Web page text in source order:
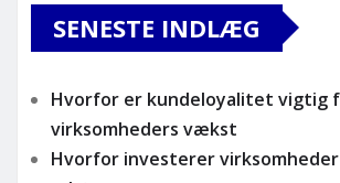
SENESTE INDLÆG
Hvorfor er kundeloyalitet vigtig
virksomheders vækst
Hvorfor investerer